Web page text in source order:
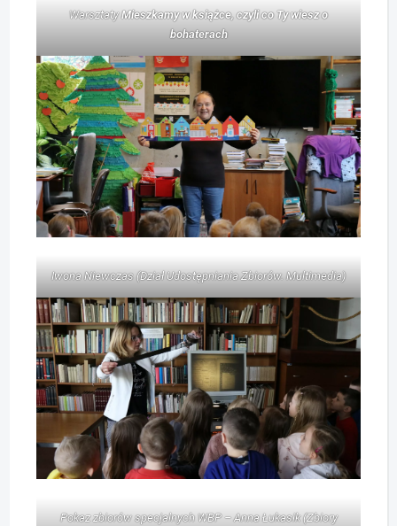
WarsztatyMieszkamy w książce, czyli co Ty wiesz o
bohaterach
Iwona Niewczas (Dział Udostępniania Zbiorów. Multimedia)
Pokaz zbiorów specjalnych WBP – Anna Łukasik (Zbiory